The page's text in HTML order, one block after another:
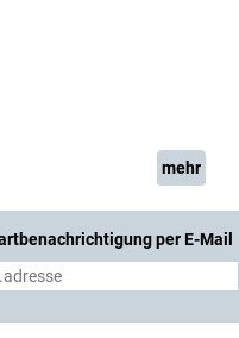
mehr
per E-Mail